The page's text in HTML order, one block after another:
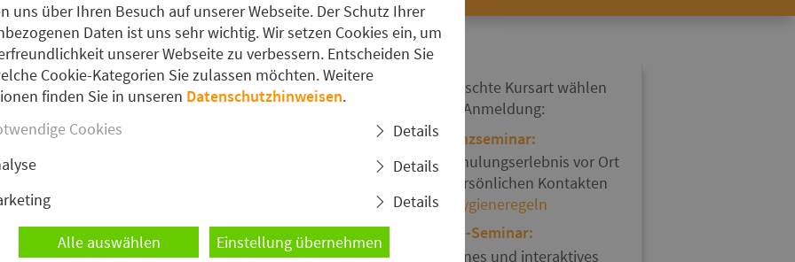
»Kurs Detailseite
- Grundlagen -
theoretischen Grafikgrundlagen
Sie lernen, anhand von interessanten
Ihre gewünschte Kursart wählen
Sie bei der Anmeldung:
Präsenzseminar:
Ein Schulungserlebnis vor Ort
mit persönlichen Kontakten
und
Hygieneregeln
Online-Seminar:
Modernes und interaktives
uns über Ihren Besuch auf unserer Webseite. Der Schutz Ihrer
Daten ist uns sehr wichtig. Wir setzen Cookies ein, um
unserer Webseite zu verbessern. Entscheiden Sie
Cookie-Kategorien Sie zulassen möchten. Weitere
finden Sie in unseren Datenschutzhinweisen.
Cookies
Details
Details
Details
Alle auswählen
Einstellung übernehmen